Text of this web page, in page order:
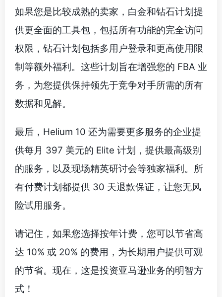
如果您是比较成熟的卖家，白金和钻石计划提
供更全面的工具包，包括所有功能的完全访问
权限，钻石计划包括多用户登录和更高使用限
制等额外福利。这些计划旨在增强您的 FBA 业
务，为您提供保持领先于竞争对手所需的所有
数据和见解。
最后，Helium 10 还为需要更多服务的企业提
供每月 397 美元的 Elite 计划，提供最高级别
的服务，以及现场精英研讨会等独家福利。所
有付费计划都提供 30 天退款保证，让您无风
险试用服务。
请记住，如果您选择按年计费，您可以节省高
达 10% 或 20% 的费用，为长期用户提供可观
的节省。现在，这是投资亚马逊业务的明智方
式！